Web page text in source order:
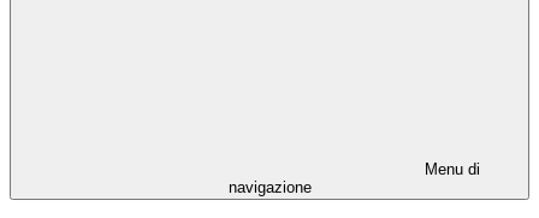
Menu di
navigazione